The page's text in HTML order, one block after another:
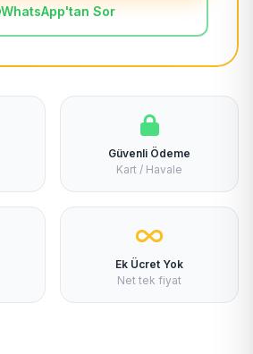
WhatsApp'tan Sor
Güvenli Ödeme
Kart / Havale
Ek Ücret Yok
Net tek fiyat